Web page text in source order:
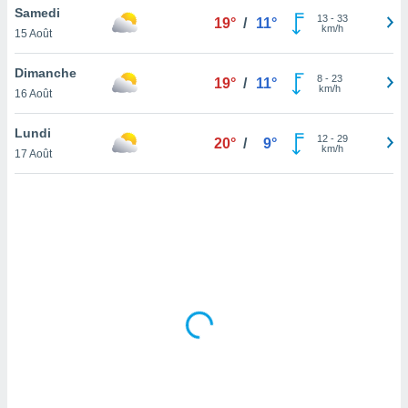
en
de
Samedi
15 Août
19° / 11° 13- 33
km/h
Dimanche
16 Août
19° / 11° 8- 23
km/h
Lundi
17 Août
20° / 9° 12- 29
km/h